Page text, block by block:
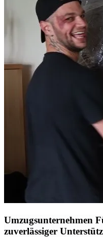
Umzugsunternehmen
zuverlässiger